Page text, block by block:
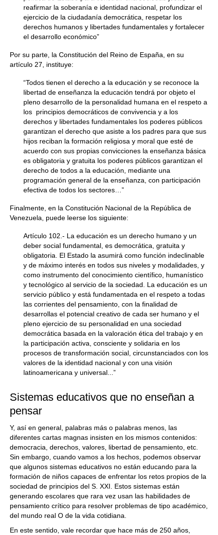
reafirmar la soberanía e identidad nacional, profundizar el
ejercicio de la ciudadanía democrática, respetar los
derechos humanos y libertades fundamentales y fortalecer
el desarrollo económico”
Por su parte, la Constitución del Reino de España, en su
artículo 27, instituye:
“Todos tienen el derecho a la educación y se reconoce la
libertad de enseñanza la educación tendrá por objeto el
pleno desarrollo de la personalidad humana en el respeto a
los principios democráticos de convivencia y a los
derechos y libertades fundamentales los poderes públicos
garantizan el derecho que asiste a los padres para que sus
hijos reciban la formación religiosa y moral que esté de
acuerdo con sus propias convicciones la enseñanza básica
es obligatoria y gratuita los poderes públicos garantizan el
derecho de todos a la educación, mediante una
programación general de la enseñanza, con participación
efectiva de todos los sectores…”
Finalmente, en la Constitución Nacional de la República de
Venezuela, puede leerse los siguiente:
Artículo 102.- La educación es un derecho humano y un
deber social fundamental, es democrática, gratuita y
obligatoria. El Estado la asumirá como función indeclinable
y de máximo interés en todos sus niveles y modalidades, y
como instrumento del conocimiento científico, humanístico
y tecnológico al servicio de la sociedad. La educación es un
servicio público y está fundamentada en el respeto a todas
las corrientes del pensamiento, con la finalidad de
desarrollas el potencial creativo de cada ser humano y el
pleno ejercicio de su personalidad en una sociedad
democrática basada en la valoración ética del trabajo y en
la participación activa, consciente y solidaria en los
procesos de transformación social, circunstanciados con los
valores de la identidad nacional y con una visión
latinoamericana y universal...”
Sistemas educativos que no enseñan a
pensar
Y, así en general, palabras más o palabras menos, las
diferentes cartas magnas insisten en los mismos contenidos:
democracia, derechos, valores, libertad de pensamiento, etc.
Sin embargo, cuando vamos a los hechos, podemos observar
que algunos sistemas educativos no están educando para la
formación de niños capaces de enfrentar los retos propios de la
sociedad de principios del S. XXI. Estos sistemas están
generando escolares que rara vez usan las habilidades de
pensamiento crítico para resolver problemas de tipo académico,
del mundo real O de la vida cotidiana.
En este sentido, vale recordar que hace más de 250 años,